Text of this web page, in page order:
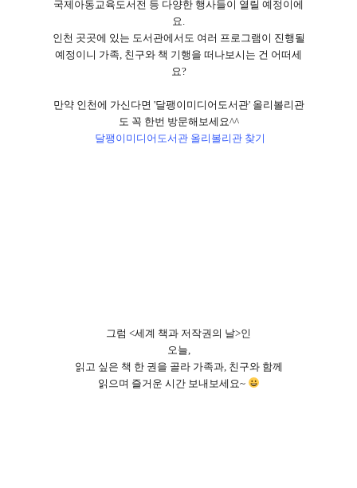
국제아동교육도서전 등 다양한 행사들이 열릴 예정이에
요
인천 곳곳에 있는 도서관에서도 여러 프로그램이 진행될
예정이니 가족 친구와 책 기행을 떠나보시는 건 어떠세
요?
만약 인천에 가신다면 '달팽이미디어도서관' 올리볼리관
도 꼭 한번 방문해보세요^^
달팽이미디어도서관 올리볼리관 찾기
그럼 <세계 책과 저작권의 날>인
오늘
읽고 싶은 책 한 권을 골라 가족과, 친구와 함께
읽으며 즐거운 시간 보내보세요~